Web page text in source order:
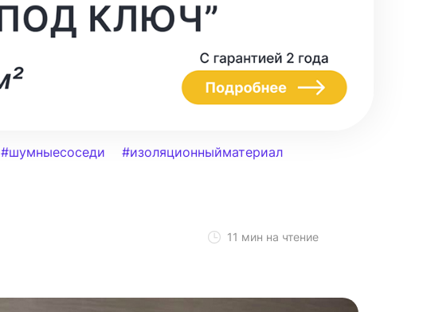
#шумныесоседи #изоляционныйматериал
11 мин на чтение